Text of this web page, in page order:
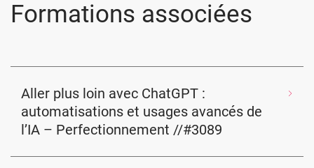
Formations associées
Aller plus loin avec ChatGPT :
automatisations et usages avancés de
l’IA – Perfectionnement //#3089